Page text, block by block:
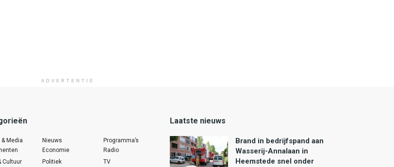
ADVERTENTIE
Media
Cultuur
Nieuws
Economie
Politiek
Programma’s
Radio
TV
Laatste nieuws
Brand in bedrijfspand aan
Wasserij-Annalaan in
Heemstede snel onder